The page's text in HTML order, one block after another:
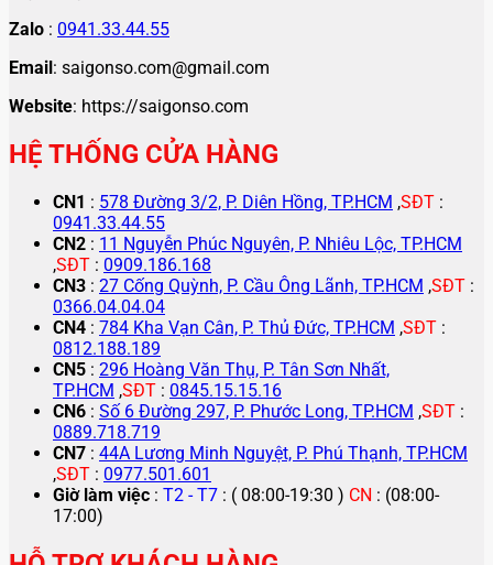
Zalo : 0941.33.44.55
Email: saigonso.com@gmail.com
Website: https://saigonso.com
HỆ THỐNG CỬA HÀNG
CN1 : 578 Đường 3/2, P. Diên Hồng, TP.HCM ,SĐT :
0941.33.44.55
CN2 : 11 Nguyễn Phúc Nguyên, P. Nhiêu Lộc, TP.HCM
,SĐT : 0909.186.168
CN3 : 27 Cống Quỳnh, P. Cầu Ông Lãnh, TP.HCM ,SĐT :
0366.04.04.04
CN4 : 784 Kha Vạn Cân, P. Thủ Đức, TP.HCM ,SĐT :
0812.188.189
CN5 : 296 Hoàng Văn Thụ, P. Tân Sơn Nhất,
TP.HCM ,SĐT : 0845.15.15.16
CN6 : Số 6 Đường 297, P. Phước Long, TP.HCM ,SĐT :
0889.718.719
CN7 : 44A Lương Minh Nguyệt, P. Phú Thạnh, TP.HCM
,SĐT : 0977.501.601
Giờ làm việc : T2 - T7 : ( 08:00-19:30 ) CN : (08:00-
17:00)